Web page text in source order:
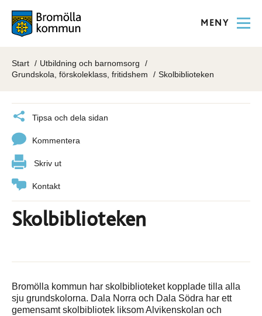
MENY
Start
Utbildning och barnomsorg
Grundskola, förskoleklass, fritidshem
Skolbiblioteken
Tipsa och dela sidan
Kommentera
Skriv ut
Kontakt
Skolbiblioteken
Bromölla kommun har skolbiblioteket kopplade tilla alla
sju grundskolorna. Dala Norra och Dala Södra har ett
gemensamt skolbibliotek liksom Alvikenskolan och